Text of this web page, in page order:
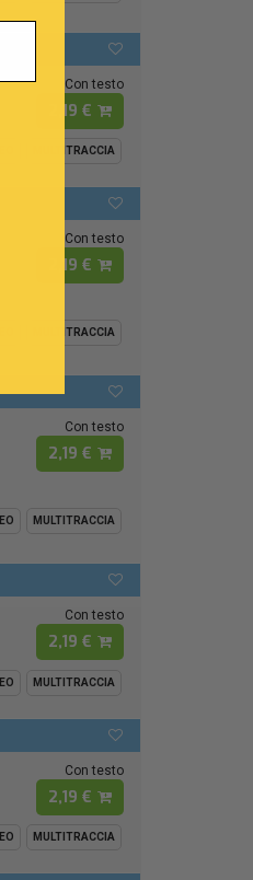
Con testo
2,19 €
MULTITRACCIA
Con testo
2,19 €
MULTITRACCIA
Con testo
2,19 €
MULTITRACCIA
Con testo
2,19 €
MULTITRACCIA
Con testo
2,19 €
MULTITRACCIA